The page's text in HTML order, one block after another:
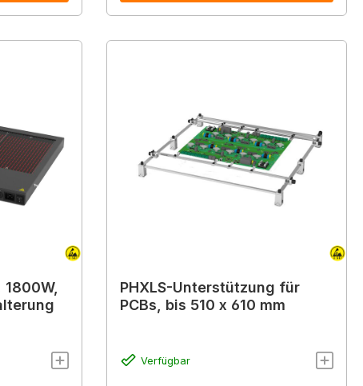
PHXLS-Unterstützung für
PCBs, bis 510 x 610 mm
Verfügbar